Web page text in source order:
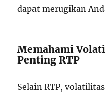
dapat merugikan
Memahami
Penting RTP
Selain RTP,